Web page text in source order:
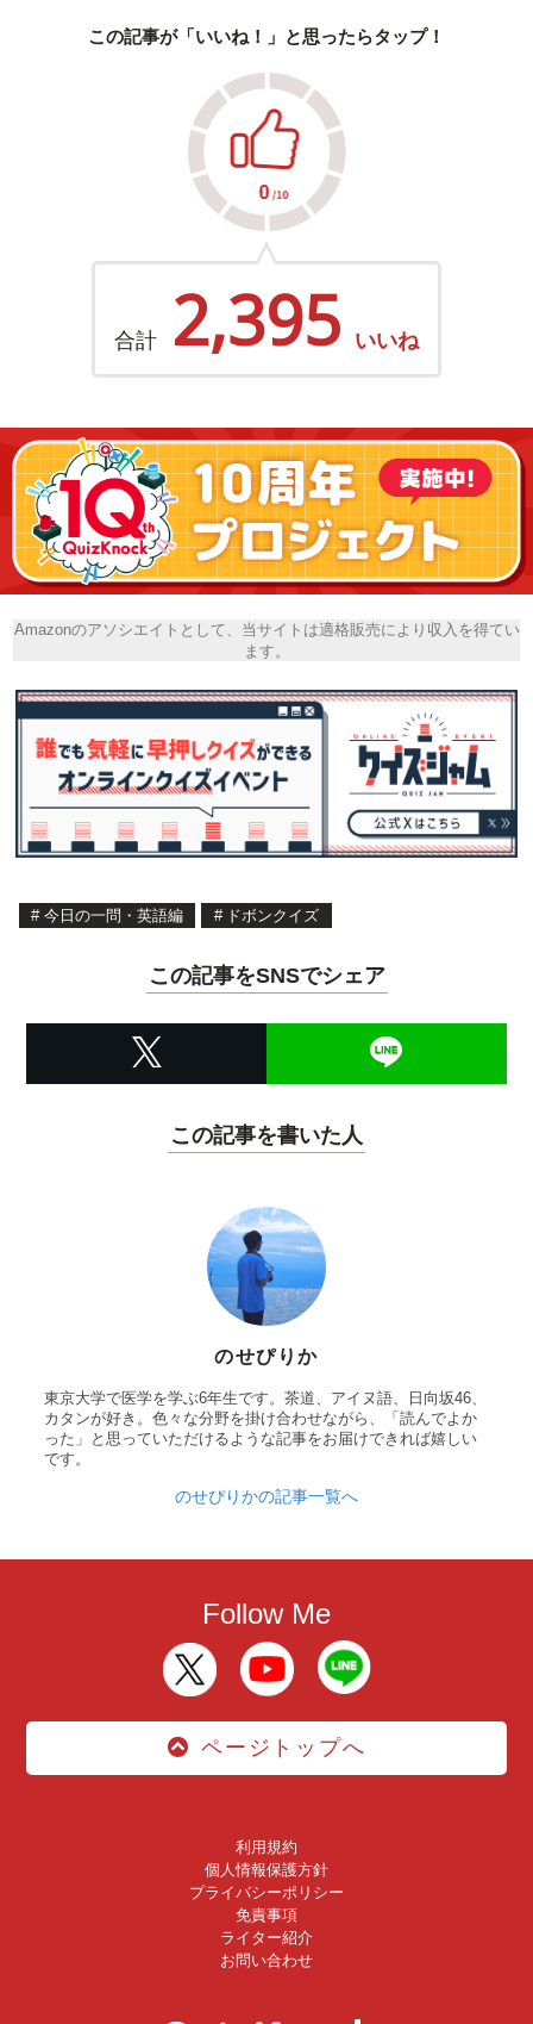
この記事が「いいね！」と思ったらタップ！
合計 2,395 いいね
Amazonのアソシエイトとして、当サイトは適格販売により収入を得てい
ます。
# 今日の一問・英語編 # ドボンクイズ
この記事をSNSでシェア
この記事を書いた人
のせぴりか
東京大学で医学を学ぶ6年生です。茶道、アイヌ語、日向坂46、
カタンが好き。色々な分野を掛け合わせながら、「読んでよか
った」と思っていただけるような記事をお届けできれば嬉しい
です。
のせぴりかの記事一覧へ
Follow Me
ページトップへ
利用規約
個人情報保護方針
プライバシーポリシー
免責事項
ライター紹介
お問い合わせ